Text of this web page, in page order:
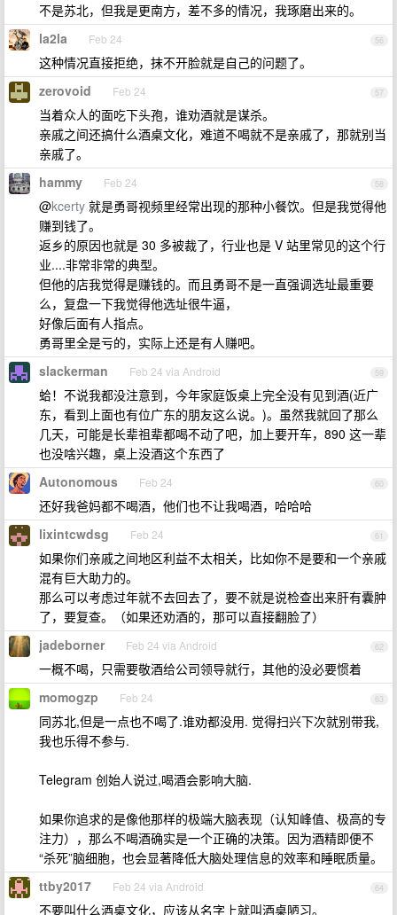
不是苏北，但我是更南方，差不多的情况，我琢磨出来的。
56
la2la Feb 24
这种情况直接拒绝，抹不开脸就是自己的问题了。
57
zerovoid Feb 24
当着众人的面吃下头孢，谁劝酒就是谋杀。
亲戚之间还搞什么酒桌文化，难道不喝就不是亲戚了，那就别当
亲戚了。
58
hammy Feb 24
@kcerty 就是勇哥视频里经常出现的那种小餐饮。但是我觉得他
赚到钱了。
返乡的原因也就是 30 多被裁了，行业也是 V 站里常见的这个行
业....非常非常的典型。
但他的店我觉得是赚钱的。而且勇哥不是一直强调选址最重要
么，复盘一下我觉得他选址很牛逼，
好像后面有人指点。
勇哥里全是亏的，实际上还是有人赚吧。
59
slackerman Feb 24 via Android
蛤！不说我都没注意到，今年家庭饭桌上完全没有见到酒(近广
东，看到上面也有位广东的朋友这么说。)。虽然我就回了那么
几天，可能是长辈祖辈都喝不动了吧，加上要开车，890 这一辈
也没啥兴趣，桌上没酒这个东西了
60
Autonomous Feb 24
还好我爸妈都不喝酒，他们也不让我喝酒，哈哈哈
61
lixintcwdsg Feb 24
如果你们亲戚之间地区利益不太相关，比如你不是要和一个亲戚
混有巨大助力的。
那么可以考虑过年就不去回去了，要不就是说检查出来肝有囊肿
了，要复查。（如果还劝酒的，那可以直接翻脸了）
62
jadeborner Feb 24 via Android
一概不喝，只需要敬酒给公司领导就行，其他的没必要惯着
63
momogzp Feb 24
同苏北,但是一点也不喝了.谁劝都没用. 觉得扫兴下次就别带我,
我也乐得不参与.
Telegram 创始人说过,喝酒会影响大脑.
如果你追求的是像他那样的极端大脑表现（认知峰值、极高的专
注力），那么不喝酒确实是一个正确的决策。因为酒精即便不
“杀死”脑细胞，也会显著降低大脑处理信息的效率和睡眠质量。
64
ttby2017 Feb 24 via Android
不要叫什么酒桌文化，应该从名字上就叫酒桌陋习。